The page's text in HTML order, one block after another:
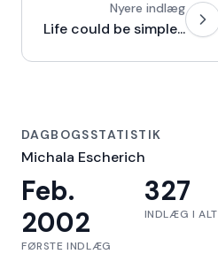
Nyere indlæg
Life could be simple...
DAGBOGSSTATISTIK
Michala Escherich
Feb.
2002
FØRSTE INDLÆG
327
INDLÆG I ALT